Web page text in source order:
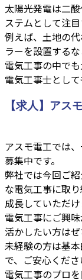
太陽光発電は二
ステムとして注
例えば、土地の
ラーを設置する
電気工事の中で
電気工事士とし
【求人】アス
アスモ電工では
募集中です。
弊社では今回ご
な電気工事に取
成長していただけ
電気工事にご興
活かしたい方はぜ
未経験の方は基
で、ご安心くださ
電気工事のプロ